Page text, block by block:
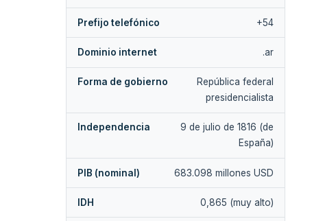
Prefijo telefónico +54
Dominio internet .ar
Forma de gobierno
República federal
presidencialista
Independencia
9 de julio de 1816 (de
España)
PIB (nominal) 683.098 millones USD
IDH 0,865 (muy alto)